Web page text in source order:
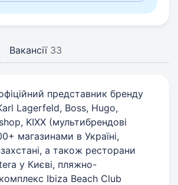
Вакансії 33
представник бренду
Lagerfeld, Boss, Hugo,
KIXX (мультибрендові
магазинами в Україні,
а також ресторани
у Києві, пляжно-
Ibiza Beach Club